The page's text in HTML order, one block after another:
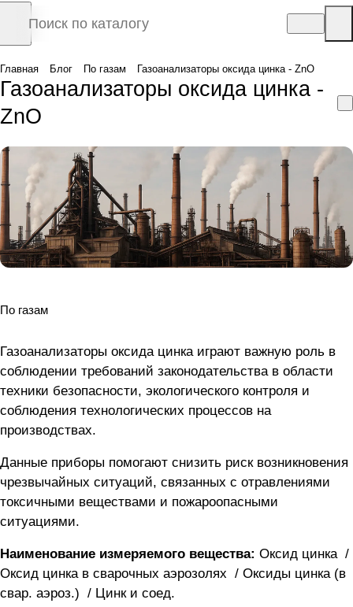
Главная Блог По газам Газоанализаторы оксида цинка - ZnO
Газоанализаторы оксида цинка -
ZnO
По газам
Газоанализаторы оксида цинка играют важную роль в
соблюдении требований законодательства в области
техники безопасности, экологического контроля и
соблюдения технологических процессов на
производствах.
Данные приборы помогают снизить риск возникновения
чрезвычайных ситуаций, связанных с отравлениями
токсичными веществами и пожароопасными
ситуациями.
Наименование измеряемого вещества: Оксид цинка /
Оксид цинка в сварочных аэрозолях / Оксиды цинка (в
свар. аэроз.) / Цинк и соед.